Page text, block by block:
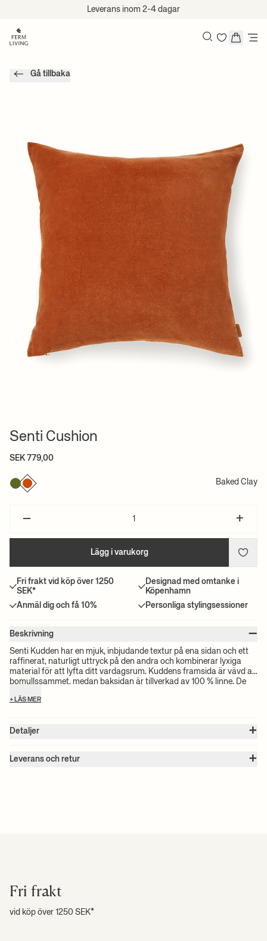
Leverans inom 2-4 dagar
Gå tillbaka
Senti Cushion
SEK 779,00
Baked Clay
– +
Lägg i varukorg
Fri frakt vid köp över 1250
SEK*
Designad med omtanke i
Köpenhamn
Anmäl dig och få 10%
Personliga stylingsessioner
Beskrivning –
Senti Kudden har en mjuk, inbjudande textur på ena sidan och ett
raffinerat, naturligt uttryck på den andra och kombinerar lyxiga
material för att lyfta ditt vardagsrum. Kuddens framsida är vävd av
bomullssammet, medan baksidan är tillverkad av 100 % linne. De
med sofistikerad elegans, vilket gör kudden till ett mångsidigt
och den avslappnade sofistikerade känslan hos linnet.
+ LÄS MER
Detaljer +
Färg: Baked Clay
Leverans och retur +
Fri frakt
vid köp över 1250 SEK*